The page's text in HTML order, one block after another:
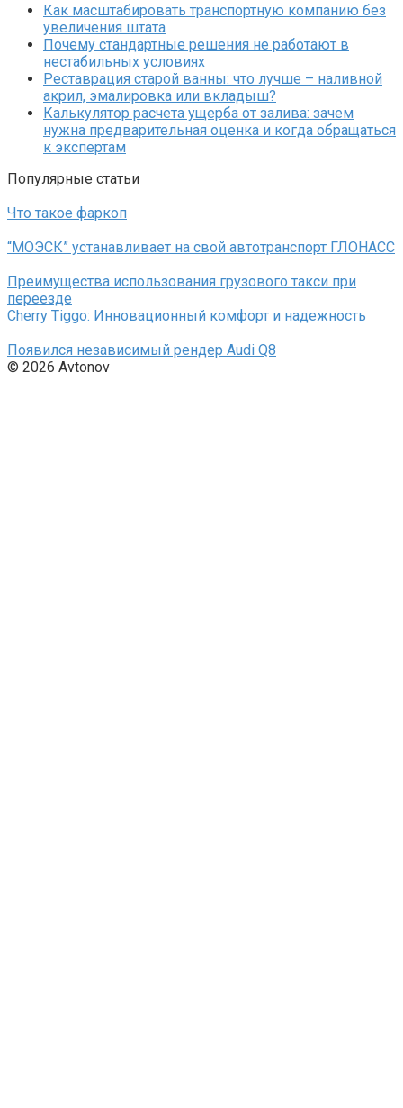
Как масштабировать транспортную компанию без
увеличения штата
Почему стандартные решения не работают в
нестабильных условиях
Реставрация старой ванны: что лучше – наливной
акрил, эмалировка или вкладыш?
Калькулятор расчета ущерба от залива: зачем
нужна предварительная оценка и когда обращаться
к экспертам
Популярные статьи
Что такое фаркоп
“МОЭСК” устанавливает на свой автотранспорт ГЛОНАСС
Преимущества использования грузового такси при
переезде
Cherry Tiggo: Инновационный комфорт и надежность
Появился независимый рендер Audi Q8
© 2026 Avtonov